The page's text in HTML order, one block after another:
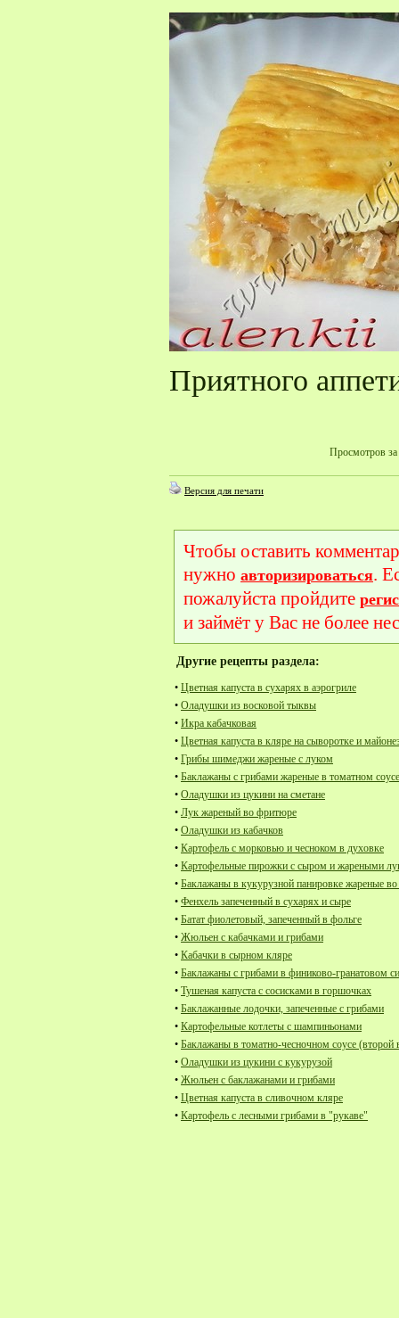
Приятного
Просмотров за
Версия для печати
Чтобы оставить
нужно авторизироваться.
пожалуйста пройдите
и займёт у Вас не более
Другие рецепты раздела:
• Цветная капуста в сухарях в аэрогриле
• Оладушки из восковой тыквы
• Икра кабачковая
• Цветная капуста в кляре на сыворотке и
• Грибы шимеджи жареные с луком
• Баклажаны с грибами жареные в томатном соусе
• Оладушки из цукини на сметане
• Лук жареный во фритюре
• Оладушки из кабачков
• Картофель с морковью и чесноком в духовке
• Картофельные пирожки с сыром и жареными
• Баклажаны в кукурузной панировке жареные
• Фенхель запеченный в сухарях и сыре
• Батат фиолетовый, запеченный в фольге
• Жюльен с кабачками и грибами
• Кабачки в сырном кляре
• Баклажаны с грибами в финиково-гранатовом
• Тушеная капуста с сосисками в горшочках
• Баклажанные лодочки, запеченные с грибами
• Картофельные котлеты с шампиньонами
• Баклажаны в томатно-чесночном соусе (второй
• Оладушки из цукини с кукурузой
• Жюльен с баклажанами и грибами
• Цветная капуста в сливочном кляре
• Картофель с лесными грибами в "рукаве"